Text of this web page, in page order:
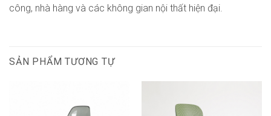
công, nhà hàng và các không gian nội thất hiện đại.
SẢN PHẨM TƯƠNG TỰ